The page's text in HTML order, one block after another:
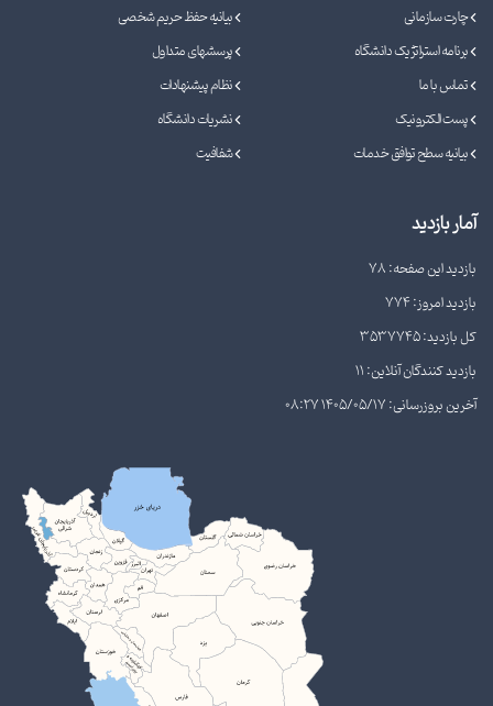
چارت سازمانی
بیانیه حفظ حریم شخصی
برنامه استراتژیک دانشگاه
پرسشهای متداول
تماس با ما
نظام پیشنهادات
پست الکترونیک
نشریات دانشگاه
بیانیه سطح توافق خدمات
شفافیت
آمار بازدید
بازدید این صفحه: 78
بازدید امروز: 774
کل بازدید: 3537745
بازدید کنندگان آنلاین: 11
آخرین بروزرسانی: 1405/05/17 08:27